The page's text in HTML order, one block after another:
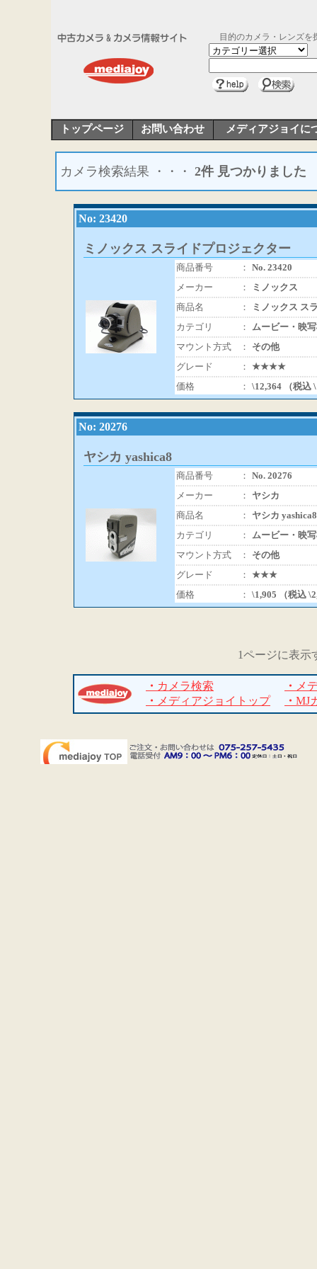
目的のカメラ・レンズを
トップページ お問い合わせ メディアジョイに
カメラ検索結果 ・・・ 2件 見つかりました
No: 23420
ミノックス スライドプロジェクター
商品番号 ： No. 23420
メーカー
：
ミノックス
商品名
：
ミノックス ス
カテゴリ
：
ムービー・映
マウント方式
：
その他
グレード
： ★★★★
価格
： \12,364 （税込
No: 20276
ヤシカ yashica8
商品番号 ： No. 20276
メーカー
：
ヤシカ
商品名
：
ヤシカ yashica8
カテゴリ
：
ムービー・映
マウント方式
：
その他
グレード
： ★★★
価格
： \1,905 （税込
1ページに表示
・ カメラ検索 ・ メ
・ メディアジョイトップ ・ MJ